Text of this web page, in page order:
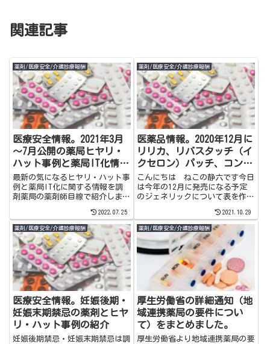
関連記事
薬剤/医療安全/介護診療報酬
医療安全情報。2021年3月
～7月公開の薬局ヒヤリ・
ハット事例と薬局IT化情報
を紹介
最新の気になるヒヤリ・ハット事
例と薬局IT化に関する情報を調
剤薬局の薬剤師目線で紹介しま
2022.07.25
薬剤/医療安全/介護診療報酬
医薬品情報。2020年12月に
リリカ、リバスタッチ（イ
クセロン）パッチ、コンプ
ラビンの後発医薬品が薬価
収載予定
こんにちは ねこの静六です今日
は今年の12月に発売になる予定
のジェネリックについて表を作成
×50％で計算しました。一つの
先発品に対して後発品メーカーが
10社以上発売する場合は×40％
になるのでさらに安くなる可能性
は...
2021.10.29
薬剤/医療安全/介護診療報酬
医療安全情報。妊娠後期・
妊娠末期禁忌の薬剤とヒヤ
リ・ハット事例の紹介
妊娠後期禁忌・妊娠末期禁忌は調
薬剤/医療安全/介護診療報酬
厚生労働省の詳細通知（地
域連携薬局の要件につい
て）をまとめました。
厚生労働省より地域連携薬局の要